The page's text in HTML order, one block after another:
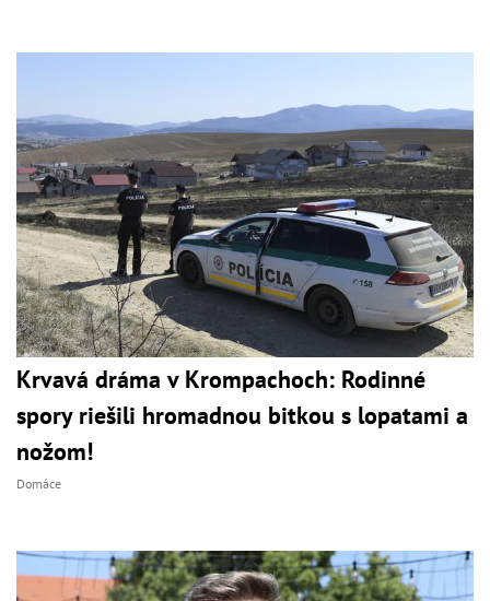
Krvavá dráma v Krompachoch: Rodinné
spory riešili hromadnou bitkou s lopatami a
nožom!
Domáce